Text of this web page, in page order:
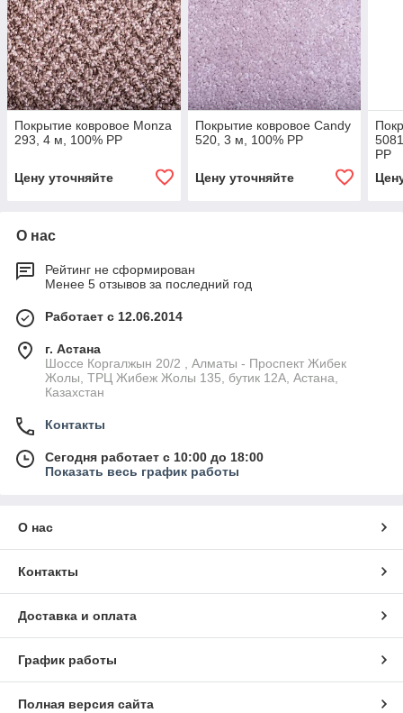
Покрытие ковровое Monza
293, 4 м, 100% PP
Цену уточняйте
Покрытие ковровое Candy
520, 3 м, 100% PP
Цену уточняйте
PP
О нас
Рейтинг не сформирован
Менее 5 отзывов за последний год
Работает с 12.06.2014
г. Астана
Шоссе Коргалжын 20/2 , Алматы - Проспект Жибек
Жолы, ТРЦ Жибеж Жолы 135, бутик 12А, Астана,
Казахстан
Контакты
Сегодня работает с 10:00 до 18:00
Показать весь график работы
О нас
Контакты
Доставка и оплата
График работы
Полная версия сайта